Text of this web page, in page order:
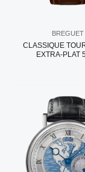
BREGUET
CLASSIQUE
EXTRA-PLAT